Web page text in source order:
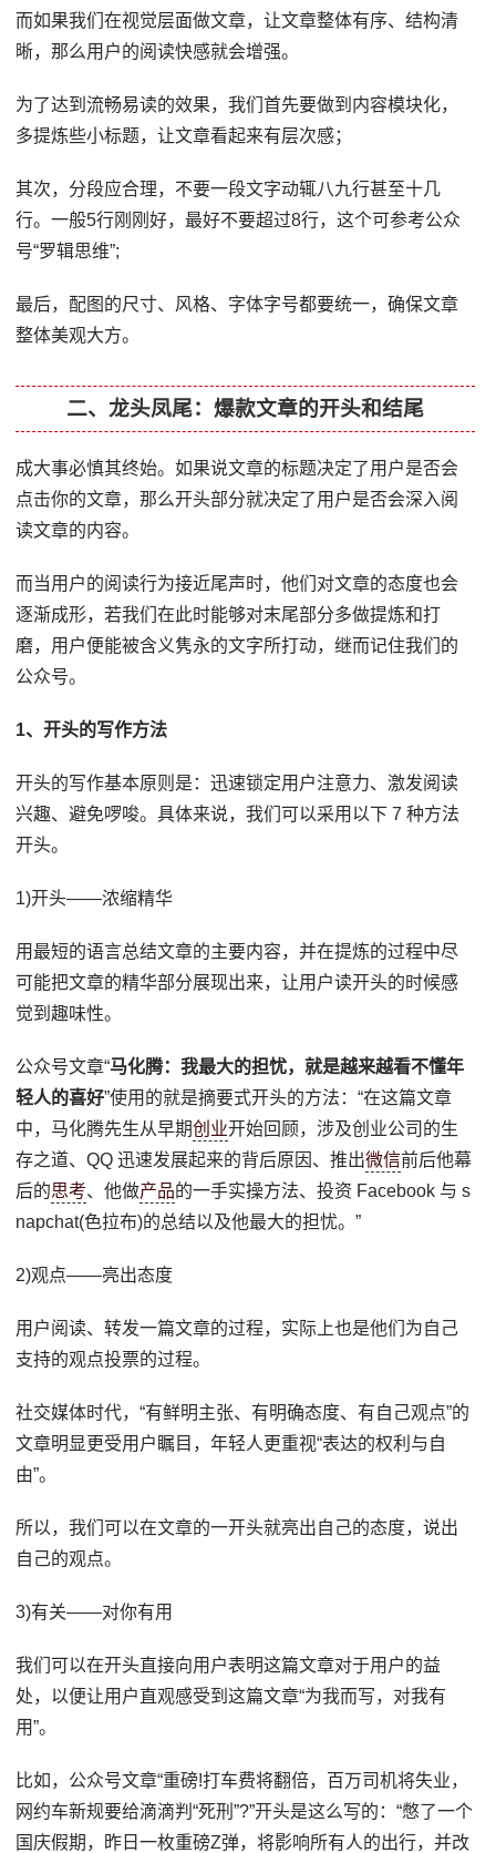
而如果我们在视觉层面做文章，让文章整体有序、结构清
晰，那么用户的阅读快感就会增强。
为了达到流畅易读的效果，我们首先要做到内容模块化，
多提炼些小标题，让文章看起来有层次感；
其次，分段应合理，不要一段文字动辄八九行甚至十几
行。一般5行刚刚好，最好不要超过8行，这个可参考公众
号“罗辑思维”;
最后，配图的尺寸、风格、字体字号都要统一，确保文章
整体美观大方。
二、龙头凤尾：爆款文章的开头和结尾
成大事必慎其终始。如果说文章的标题决定了用户是否会
点击你的文章，那么开头部分就决定了用户是否会深入阅
读文章的内容。
而当用户的阅读行为接近尾声时，他们对文章的态度也会
逐渐成形，若我们在此时能够对末尾部分多做提炼和打
磨，用户便能被含义隽永的文字所打动，继而记住我们的
公众号。
1、开头的写作方法
开头的写作基本原则是：迅速锁定用户注意力、激发阅读
兴趣、避免啰唆。具体来说，我们可以采用以下 7 种方法
开头。
1)开头——浓缩精华
用最短的语言总结文章的主要内容，并在提炼的过程中尽
可能把文章的精华部分展现出来，让用户读开头的时候感
觉到趣味性。
公众号文章“马化腾：我最大的担忧，就是越来越看不懂年
轻人的喜好”使用的就是摘要式开头的方法：“在这篇文章
中，马化腾先生从早期创业开始回顾，涉及创业公司的生
存之道、QQ 迅速发展起来的背后原因、推出微信前后他幕
后的思考、他做产品的一手实操方法、投资 Facebook 与 s
napchat(色拉布)的总结以及他最大的担忧。”
2)观点——亮出态度
用户阅读、转发一篇文章的过程，实际上也是他们为自己
支持的观点投票的过程。
社交媒体时代，“有鲜明主张、有明确态度、有自己观点”的
文章明显更受用户瞩目，年轻人更重视“表达的权利与自
由”。
所以，我们可以在文章的一开头就亮出自己的态度，说出
自己的观点。
3)有关——对你有用
我们可以在开头直接向用户表明这篇文章对于用户的益
处，以便让用户直观感受到这篇文章“为我而写，对我有
用”。
比如，公众号文章“重磅!打车费将翻倍，百万司机将失业，
网约车新规要给滴滴判“死刑”?”开头是这么写的：“憋了一个
国庆假期，昨日一枚重磅Z弹，将影响所有人的出行，并改